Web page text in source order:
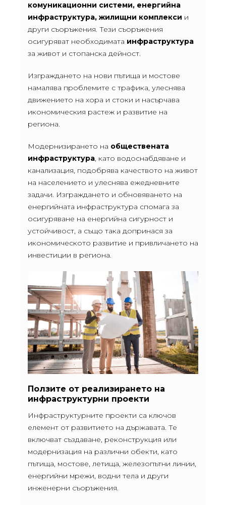
комуникационни системи, енергийна
инфраструктура, жилищни комплекси и
други съоръжения. Тези съоръжения
осигуряват необходимата инфраструктура
за живот и стопанска дейност.
Изграждането на нови пътища и мостове
намалява проблемите с трафика, улеснява
движението на хора и стоки и насърчава
икономическия растеж и развитие на
региона.
Модернизирането на обществената
инфраструктура, като водоснабдяване и
канализация, подобрява качеството на живот
на населението и улеснява ежедневните
задачи. Изграждането и обновяването на
енергийната инфраструктура спомага за
осигуряване на енергийна сигурност и
устойчивост, а също така допринася за
икономическото развитие и привличането на
инвестиции в региона.
Ползите от реализирането на
инфраструктурни проекти
Инфраструктурните проекти са ключов
елемент от развитието на държавата. Те
включват създаване, реконструкция или
модернизация на различни обекти, като
пътища, мостове, летища, железопътни линии,
енергийни мрежи, водни тела и други
инженерни съоръжения.